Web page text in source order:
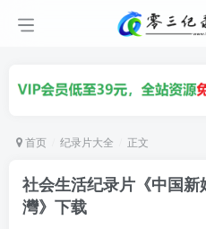
首页 纪录片大全 正文
社会生活纪录片《中国
灣》下载